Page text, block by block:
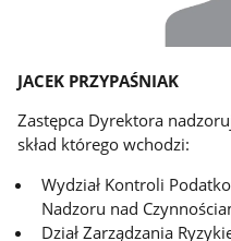
JACEK PRZYPAŚNIAK
Zastępca Dyrektora
skład którego wchodzi:
Wydział Kontroli
Nadzoru nad
Dział Zarządzania